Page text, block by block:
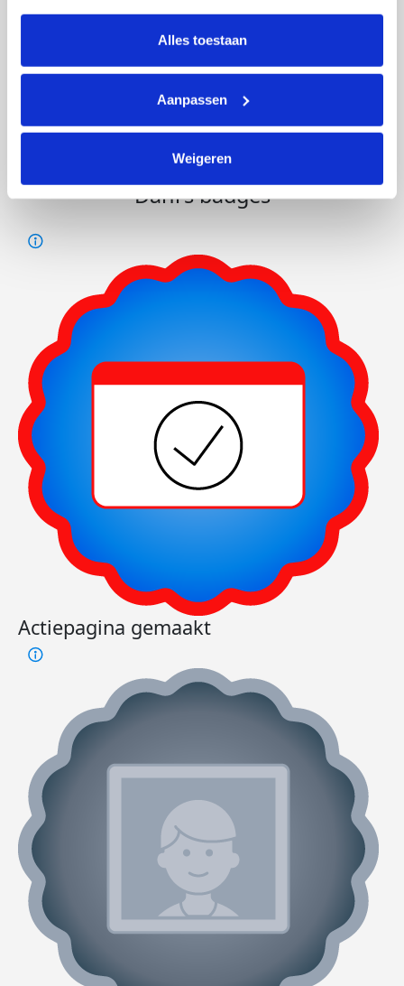
intrekken via Cookie instellingen onderaan de pagina. De
lijst met cookies is te vinden in het tabblad “details”.
Alles toestaan
Aanpassen
Weigeren
Dani's badges
Actiepagina gemaakt